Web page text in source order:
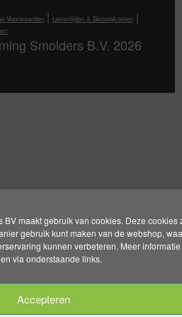
maakt gebruik van cookies. Deze cookies
gebruik kunt maken van de webshop,
kunnen verbeteren. Meer
via onderstaande links.
Accepteren
Voorwaarden | Levertijden & Bezorgkosten |
Smolders B.V. 2026